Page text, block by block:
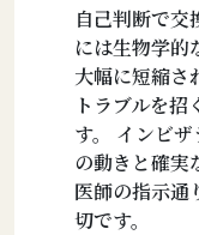
自己判断で
には生物学的
大幅に短縮さ
トラブルを
す。 インビ
の動きと確実
医師の指示通
切です。